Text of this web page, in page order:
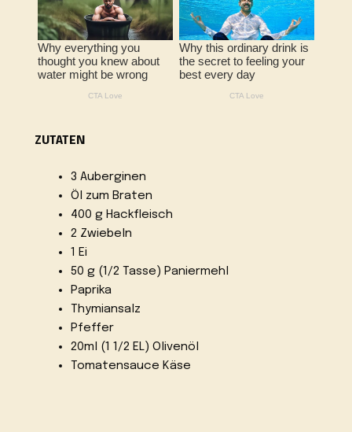
ZUTATEN
3 Auberginen
Öl zum Braten
400 g Hackfleisch
2 Zwiebeln
1 Ei
50 g (1/2 Tasse) Paniermehl
Paprika
Thymiansalz
Pfeffer
20ml (1 1/2 EL) Olivenöl
Tomatensauce Käse